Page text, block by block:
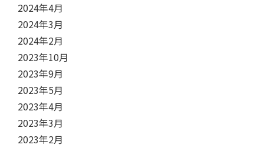
2024年4月
2024年3月
2024年2月
2023年10月
2023年9月
2023年5月
2023年4月
2023年3月
2023年2月